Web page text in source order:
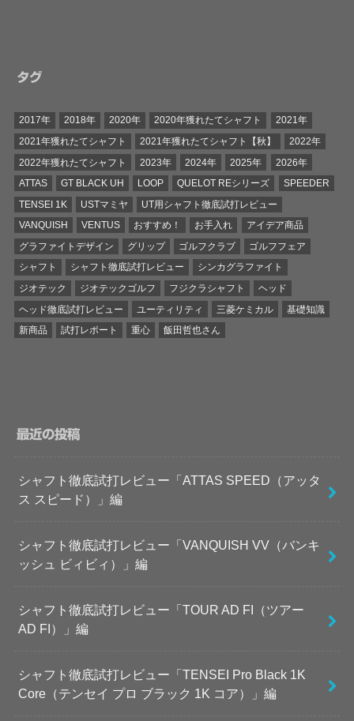
タグ
2017年 2018年 2020年 2020年獲れたてシャフト
2021年
2021年獲れたてシャフト
2021年獲れたてシャフト【秋】
2022年
2022年獲れたてシャフト
2023年 2024年 2025年
2026年
ATTAS
GT BLACK UH LOOP QUELOT REシリーズ
SPEEDER
TENSEI 1K
USTマミヤ
UT用シャフト徹底試打レビュー
VANQUISH
VENTUS おすすめ！ お手入れ
アイデア商品
グラファイトデザイン
グリップ ゴルフクラブ
ゴルフフェア
シャフト
シャフト徹底試打レビュー
シンカグラファイト
ジオテック
ジオテックゴルフ フジクラシャフト
ヘッド
ヘッド徹底試打レビュー
ユーティリティ 三菱ケミカル
基礎知識
新商品
試打レポート 重心 飯田哲也さん
最近の投稿
シャフト徹底試打レビュー「ATTAS SPEED（アッタ
ス スピード）」編
シャフト徹底試打レビュー「VANQUISH VV（バンキ
ッシュ ビィビィ）」編
シャフト徹底試打レビュー「TOUR AD FI（ツアー
AD FI）」編
シャフト徹底試打レビュー「TENSEI Pro Black 1K
Core（テンセイ プロ ブラック 1K コア）」編